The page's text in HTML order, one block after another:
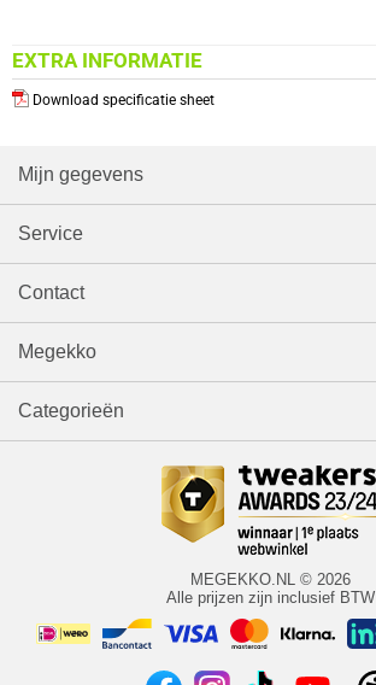
EXTRA INFORMATIE
Download specificatie sheet
Mijn gegevens
Service
Contact
Megekko
Categorieën
MEGEKKO.NL © 2026
Alle prijzen zijn inclusief BTW